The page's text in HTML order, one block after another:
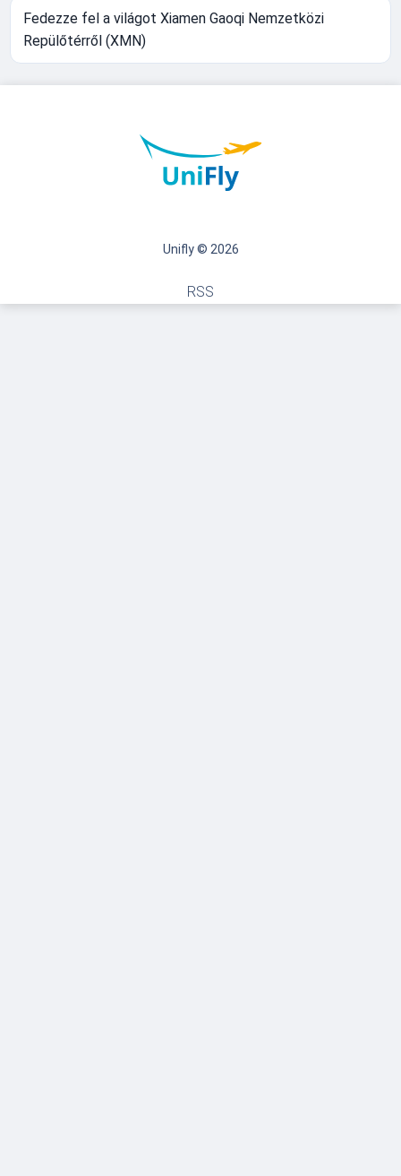
Fedezze fel a világot Xiamen Gaoqi Nemzetközi
Repülőtérről (XMN)
Unifly © 2026
RSS